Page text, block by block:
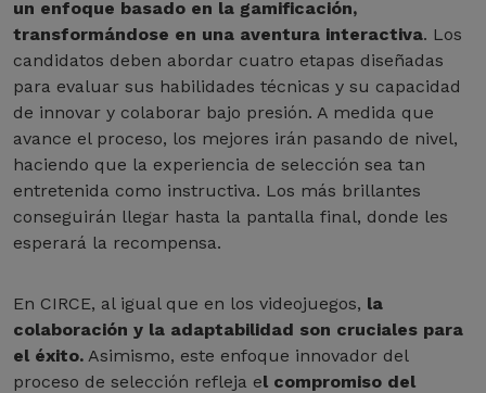
un enfoque basado en la gamificación,
transformándose en una aventura interactiva. Los
candidatos deben abordar cuatro etapas diseñadas
para evaluar sus habilidades técnicas y su capacidad
de innovar y colaborar bajo presión. A medida que
avance el proceso, los mejores irán pasando de nivel,
haciendo que la experiencia de selección sea tan
entretenida como instructiva. Los más brillantes
conseguirán llegar hasta la pantalla final, donde les
esperará la recompensa.
En CIRCE, al igual que en los videojuegos, la
colaboración y la adaptabilidad son cruciales para
el éxito. Asimismo, este enfoque innovador del
proceso de selección refleja el compromiso del